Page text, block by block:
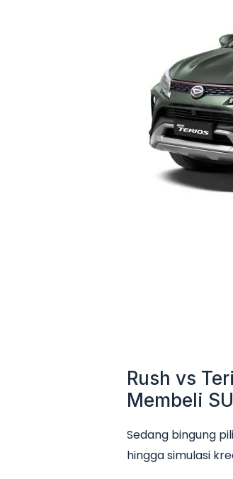
Rush vs
Membeli
Sedang bingung
hingga simulasi
Mana?
Perbandingan
Lengkap
Sebelum
Membeli